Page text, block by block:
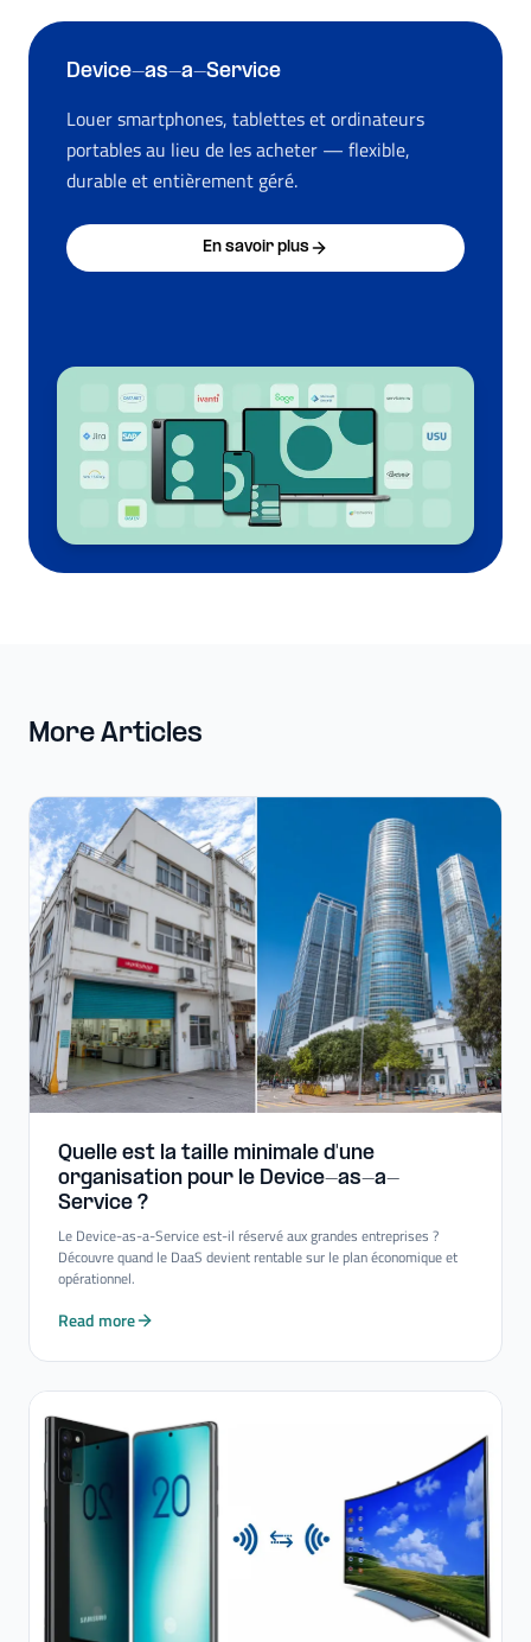
Device-as-a-Service
Louer smartphones, tablettes et ordinateurs
portables au lieu de les acheter — flexible,
durable et entièrement géré.
En savoir plus
More Articles
Quelle est la taille minimale d'une
organisation pour le Device-​as-​a-​
Service ?
Le Device-as-a-Service est-il réservé aux grandes entreprises ?
Découvre quand le DaaS devient rentable sur le plan économique et
opérationnel.
Read more